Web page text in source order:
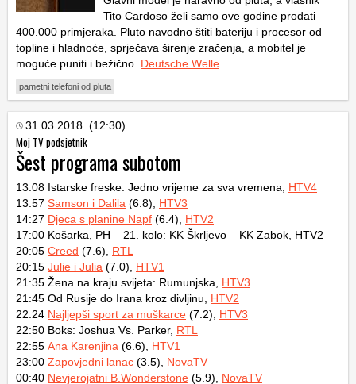
Tito Cardoso želi samo ove godine prodati
400.000 primjeraka. Pluto navodno štiti bateriju i procesor od
topline i hladnoće, sprječava širenje zračenja, a mobitel je
moguće puniti i bežično. Deutsche Welle
pametni telefoni od pluta
31.03.2018. (12:30)
Moj TV podsjetnik
Šest programa subotom
13:08 Istarske freske: Jedno vrijeme za sva vremena, HTV4
13:57 Samson i Dalila (6.8), HTV3
14:27 Djeca s planine Napf (6.4), HTV2
17:00 Košarka, PH – 21. kolo: KK Škrljevo – KK Zabok, HTV2
20:05 Creed (7.6), RTL
20:15 Julie i Julia (7.0), HTV1
21:35 Žena na kraju svijeta: Rumunjska, HTV3
21:45 Od Rusije do Irana kroz divljinu, HTV2
22:24 Najljepši sport za muškarce (7.2), HTV3
22:50 Boks: Joshua Vs. Parker, RTL
22:55 Ana Karenjina (6.6), HTV1
23:00 Zapovjedni lanac (3.5), NovaTV
00:40 Nevjerojatni B.Wonderstone (5.9), NovaTV